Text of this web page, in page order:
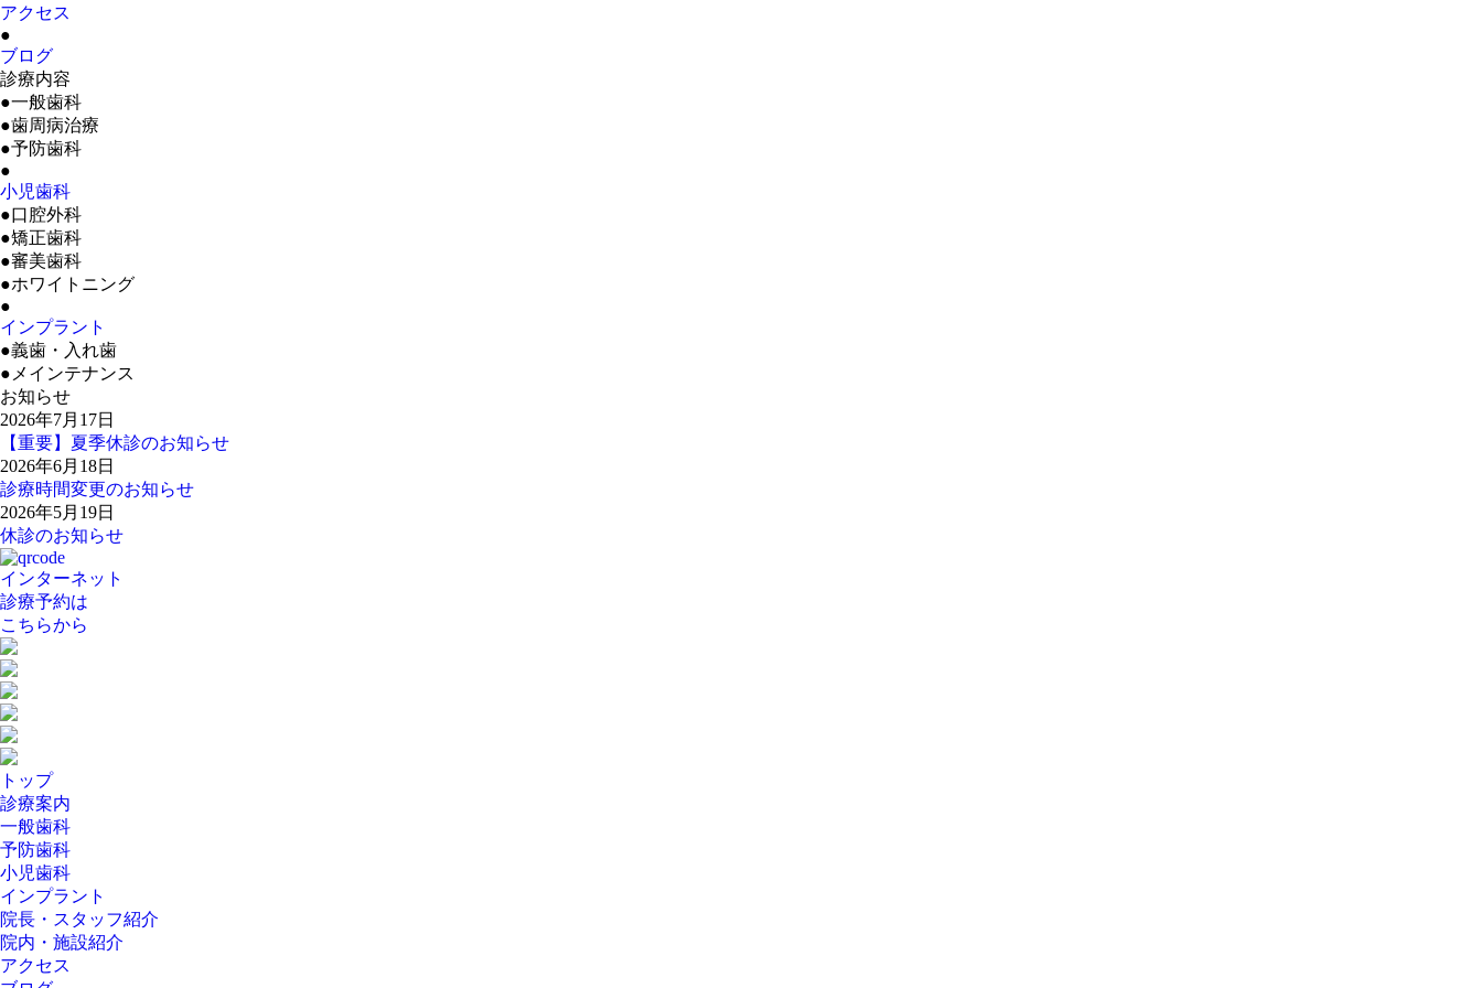
アクセス
●
ブログ
診療内容
●一般歯科
●歯周病治療
●予防歯科
●
小児歯科
●口腔外科
●矯正歯科
●審美歯科
●ホワイトニング
●
インプラント
●義歯・入れ歯
●メインテナンス
お知らせ
2026年7月17日
【重要】夏季休診のお知らせ
2026年6月18日
診療時間変更のお知らせ
2026年5月19日
休診のお知らせ
インターネット
診療予約は
こちらから
トップ
診療案内
一般歯科
予防歯科
小児歯科
インプラント
院長・スタッフ紹介
院内・施設紹介
アクセス